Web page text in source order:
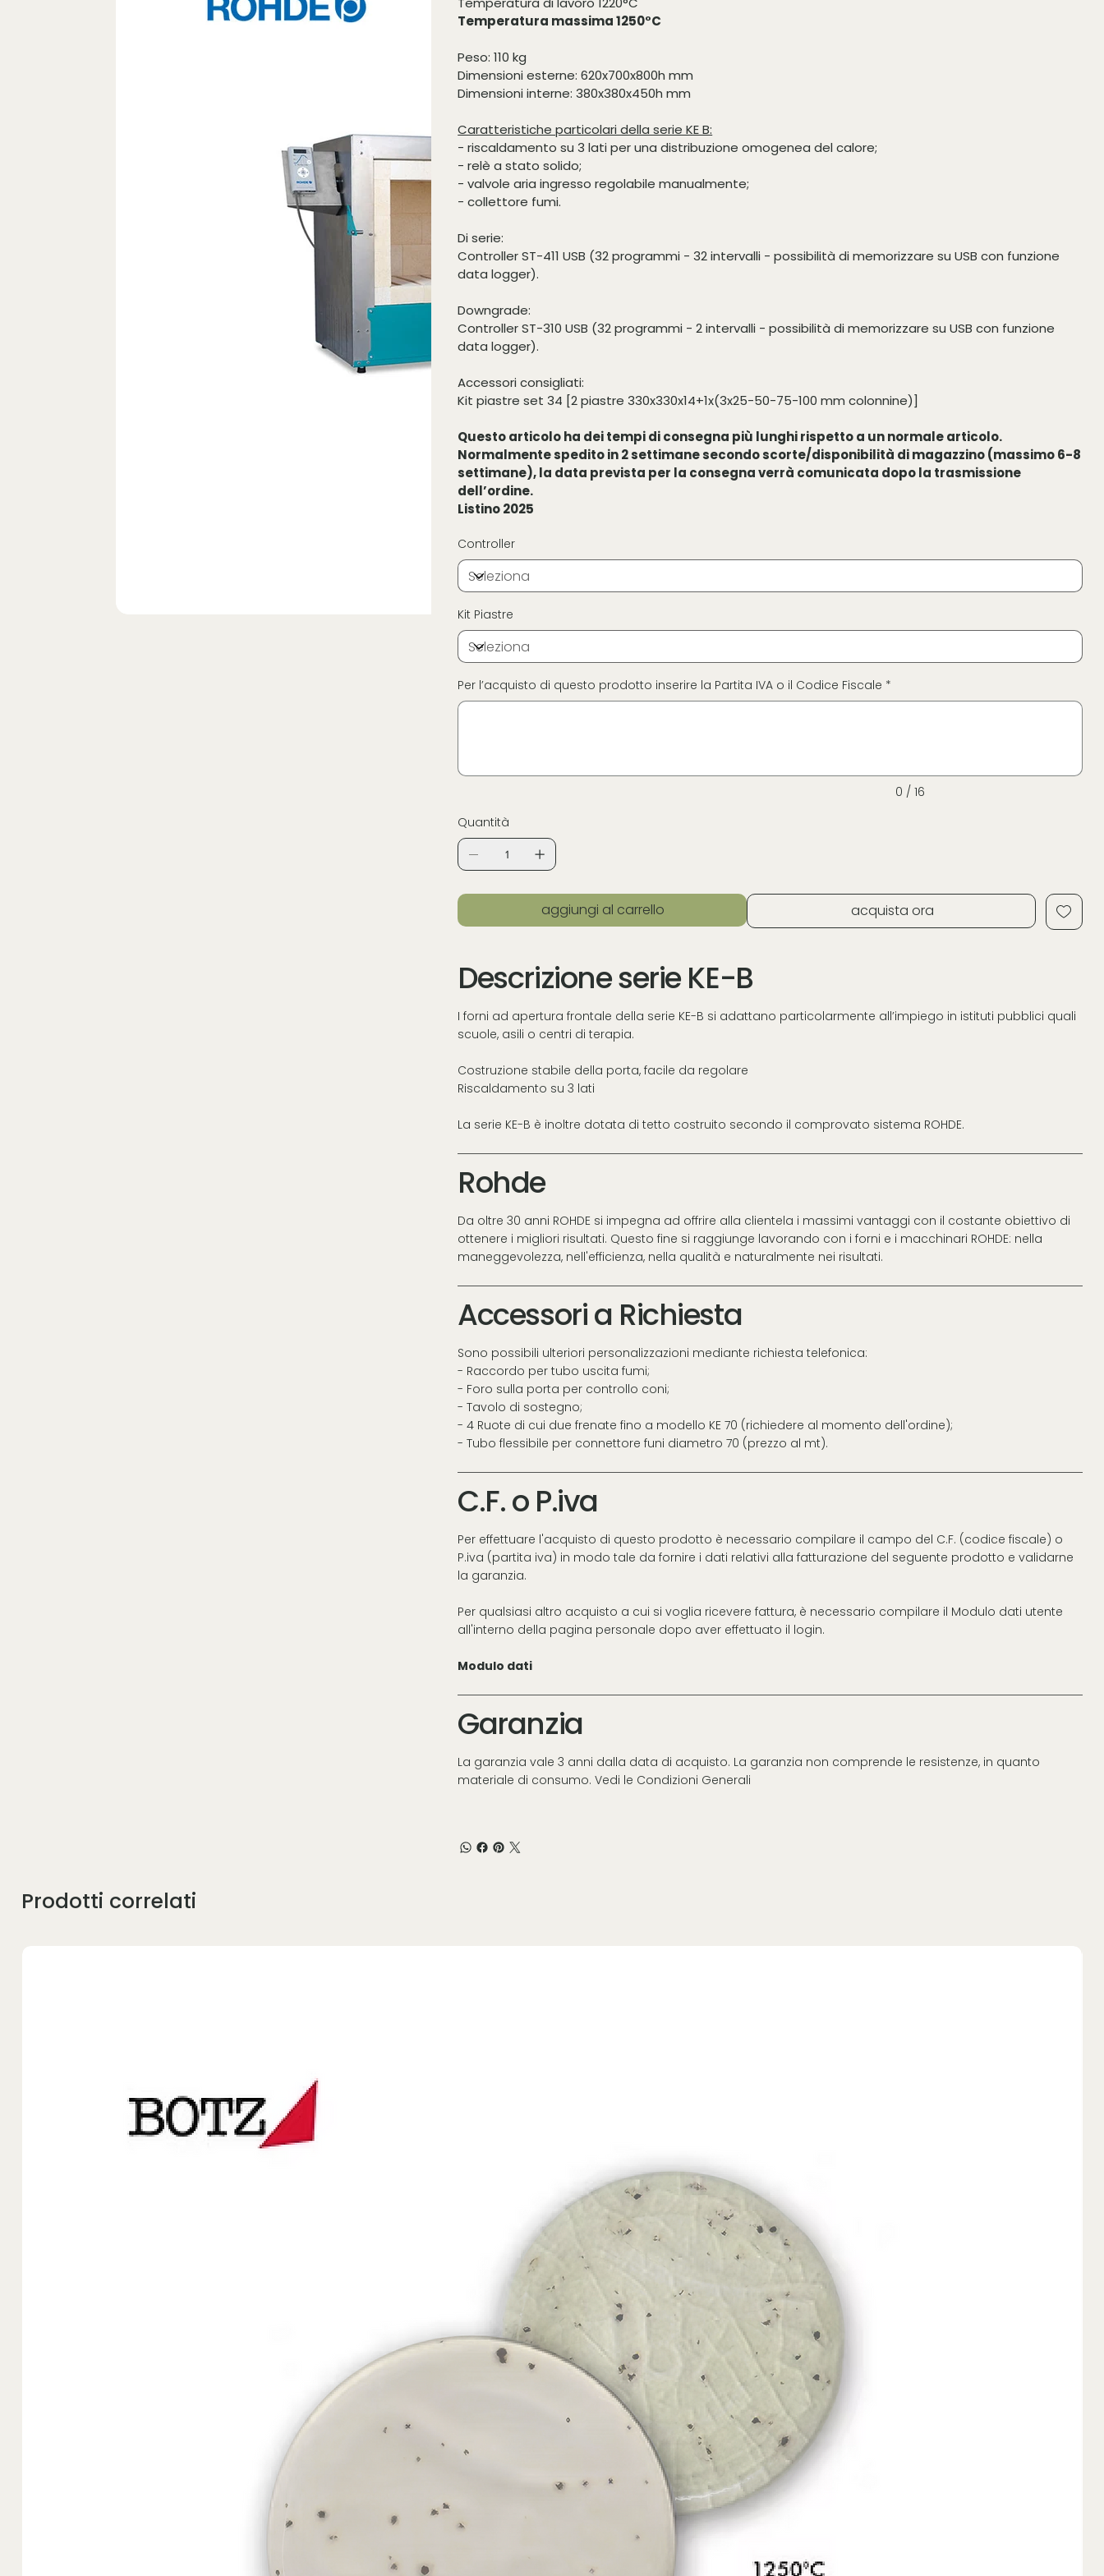
Temperatura massima 1250°C
Peso: 110 kg
Dimensioni esterne: 620x700x800h mm
Dimensioni interne: 380x380x450h mm
Caratteristiche particolari della serie KE B:
- riscaldamento su 3 lati per una distribuzione omogenea del calore;
- relè a stato solido;
- valvole aria ingresso regolabile manualmente;
- collettore fumi.
Di serie:
Controller ST-411 USB (32 programmi - 32 intervalli - possibilità di memorizzare su USB con funzione
data logger).
Downgrade:
Controller ST-310 USB (32 programmi - 2 intervalli - possibilità di memorizzare su USB con funzione
data logger).
Accessori consigliati:
Kit piastre set 34 [2 piastre 330x330x14+1x(3x25-50-75-100 mm colonnine)]
Questo articolo ha dei tempi di consegna più lunghi rispetto a un normale articolo.
Normalmente spedito in 2 settimane secondo scorte/disponibilità di magazzino (massimo 6-8
settimane), la data prevista per la consegna verrà comunicata dopo la trasmissione
dell’ordine.
Listino 2025
Controller
Kit Piastre
Per l’acquisto di questo prodotto inserire la Partita IVA o il Codice Fiscale *
a
0 / 16
Quantità
aggiungi al carrello acquista ora
Descrizione serie KE-B
I forni ad apertura frontale della serie KE-B si adattano particolarmente all’impiego in istituti pubblici quali
scuole, asili o centri di terapia.
Costruzione stabile della porta, facile da regolare
Riscaldamento su 3 lati
La serie KE-B è inoltre dotata di tetto costruito secondo il comprovato sistema ROHDE.
Rohde
Da oltre 30 anni ROHDE si impegna ad offrire alla clientela i massimi vantaggi con il costante obiettivo di
ottenere i migliori risultati. Questo fine si raggiunge lavorando con i forni e i macchinari ROHDE: nella
maneggevolezza, nell'efficienza, nella qualità e naturalmente nei risultati.
Accessori a Richiesta
Sono possibili ulteriori personalizzazioni mediante richiesta telefonica:
- Raccordo per tubo uscita fumi;
- Foro sulla porta per controllo coni;
- Tavolo di sostegno;
- 4 Ruote di cui due frenate fino a modello KE 70 (richiedere al momento dell'ordine);
- Tubo flessibile per connettore funi diametro 70 (prezzo al mt).
C.F. o P.iva
Per effettuare l'acquisto di questo prodotto è necessario compilare il campo del C.F. (codice fiscale) o
P.iva (partita iva) in modo tale da fornire i dati relativi alla fatturazione del seguente prodotto e validarne
la garanzia.
Per qualsiasi altro acquisto a cui si voglia ricevere fattura, è necessario compilare il Modulo dati utente
all'interno della pagina personale dopo aver effettuato il login.
Modulo dati
Garanzia
La garanzia vale 3 anni dalla data di acquisto. La garanzia non comprende le resistenze, in quanto
materiale di consumo. Vedi le Condizioni Generali
Prodotti correlati